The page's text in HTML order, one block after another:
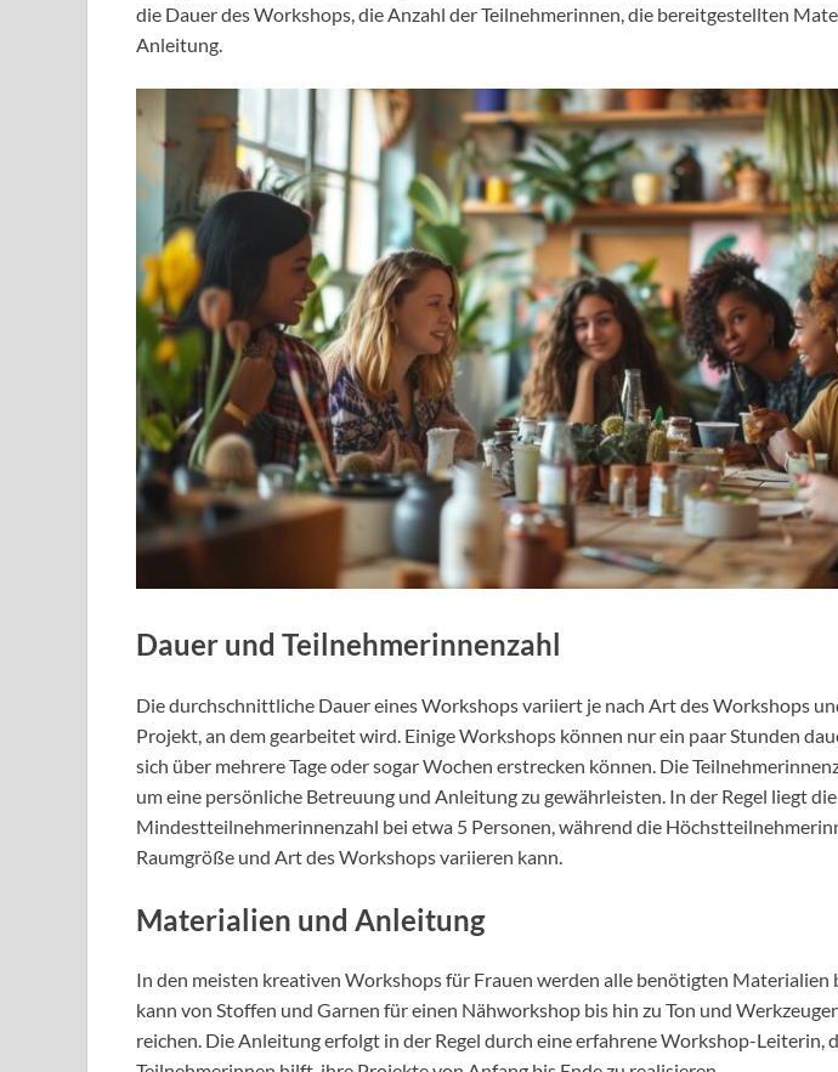
die Dauer des Workshops, die Anzahl der Teilnehmerinnen, die bereitgestellten
Anleitung.
Dauer und Teilnehmerinnenzahl
Die durchschnittliche Dauer eines Workshops variiert je nach Art des Workshops
Projekt, an dem gearbeitet wird. Einige Workshops können nur ein paar Stunden
sich über mehrere Tage oder sogar Wochen erstrecken können. Die
um eine persönliche Betreuung und Anleitung zu gewährleisten. In der Regel liegt die
Mindestteilnehmerinnenzahl bei etwa 5 Personen, während die
Raumgröße und Art des Workshops variieren kann.
Materialien und Anleitung
In den meisten kreativen Workshops für Frauen werden alle benötigten Materialien
kann von Stoffen und Garnen für einen Nähworkshop bis hin zu Ton und
reichen. Die Anleitung erfolgt in der Regel durch eine erfahrene Workshop-Leiterin,